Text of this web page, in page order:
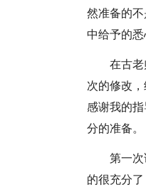
然准备的
中给予的悉
在古
次的修改
感谢我的
分的准备。
第一
的很充分